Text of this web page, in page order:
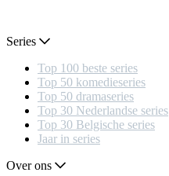
Series
Top 100 beste series
Top 50 komedieseries
Top 50 dramaseries
Top 30 Nederlandse series
Top 30 Belgische series
Jaar in series
Over ons